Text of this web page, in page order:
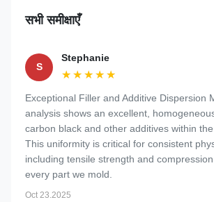
सभी समीक्षाएँ
S
Stephanie
★★★★★
★★★★★
Exceptional Filler and Additive Dispersion
analysis shows an excellent,
carbon black and other additives within
This uniformity is critical for consistent
including tensile strength and
every part we mold.
Oct 23.2025